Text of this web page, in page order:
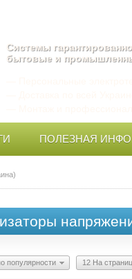
Системы
бытовые и
ПОЛЕЗНАЯ
популярности 12 На